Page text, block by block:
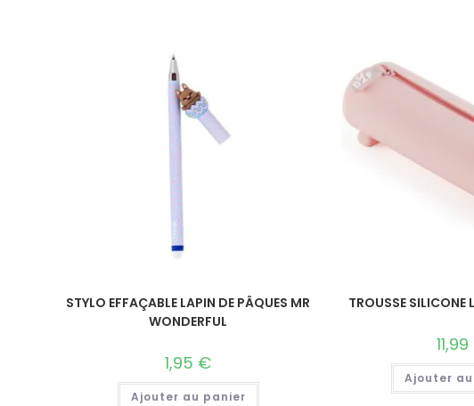
STYLO EFFAÇABLE LAPIN DE PÂQUES MR
WONDERFUL
1,95 €
Ajouter au panier
TROUSSE SILICONE
11,99
Ajouter